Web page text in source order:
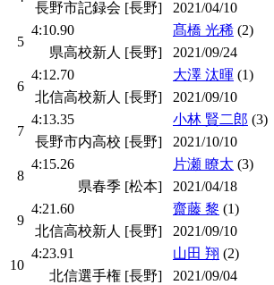
長野市記録会 [長野] 2021/04/10
5
4:10.90 髙橋 光稀 (2)
県高校新人 [長野]
2021/09/24
6
4:12.70 大澤 汰暉 (1)
北信高校新人 [長野]
2021/09/10
7
4:13.35 小林 賢二郎 (3)
長野市内高校 [長野]
2021/10/10
8
4:15.26 片瀬 瞭太 (3)
県春季 [松本]
2021/04/18
9
4:21.60 齋藤 黎 (1)
北信高校新人 [長野]
2021/09/10
10
4:23.91 山田 翔 (2)
北信選手権 [長野]
2021/09/04